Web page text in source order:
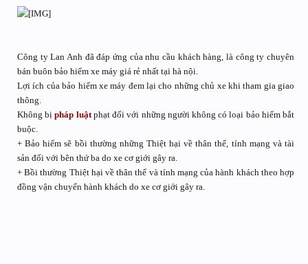
Công ty Lan Anh đã đáp ứng của nhu cầu khách hàng, là công ty chuyên
bán buôn bảo hiểm xe máy giá rẻ nhất tại hà nội.
Lợi ích của bảo hiểm xe máy đem lại cho những chủ xe khi tham gia giao
thông.
Không bịpháp luậtphạt đối với những người không có loại bảo hiểm bắt
buộc.
+ Bảo hiểm sẽ bồi thường những Thiệt hại về thân thể, tính mạng và tài
sản đối với bên thứ ba do xe cơ giới gây ra.
+ Bồi thường Thiệt hại về thân thể và tính mạng của hành khách theo hợp
đồng vận chuyển hành khách do xe cơ giới gây ra.